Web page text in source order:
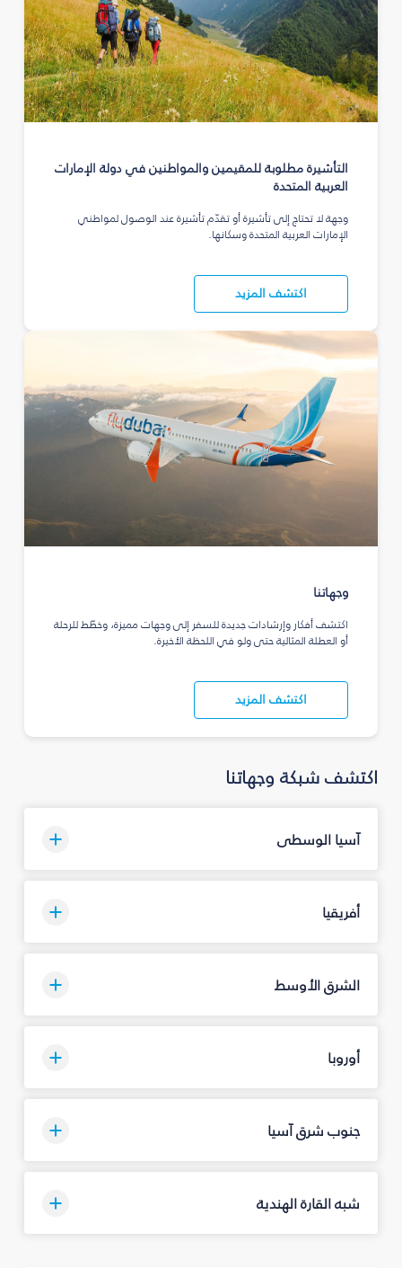
التأشيرة مطلوبة للمقيمين والمواطنين في دولة الإمارات
العربية المتحدة
وجهة لا تحتاج إلى تأشيرة أو تقدّم تأشيرة عند الوصول لمواطني
الإمارات العربية المتحدة وسكانها.
اكتشف المزيد
وجهاتنا
اكتشف أفكار وإرشادات جديدة للسفر إلى وجهات مميزة، وخطّط للرحلة
أو العطلة المثالية حتى ولو في اللحظة الأخيرة.
اكتشف المزيد
اكتشف شبكة وجهاتنا
آسيا الوسطى
أفريقيا
الشرق الأوسط
أوروبا
جنوب شرق آسيا
شبه القارة الهندية